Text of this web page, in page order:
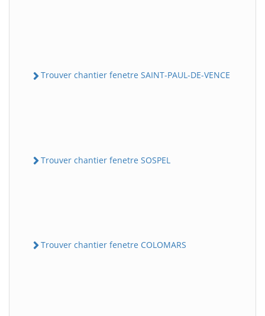
Trouver chantier fenetre SAINT-PAUL-DE-VENCE
Trouver chantier fenetre SOSPEL
Trouver chantier fenetre COLOMARS